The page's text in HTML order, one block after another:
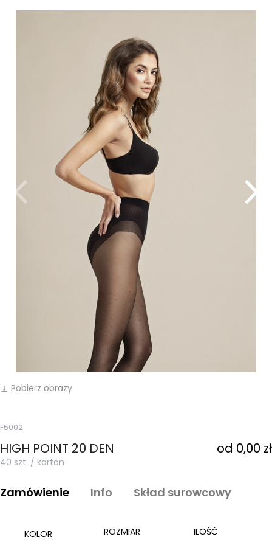
vertical_align_bottom Pobierz obrazy
F5002
HIGH POINT 20 DEN od 0,00 zł
40 szt. / karton
Zamówienie Info Skład surowcowy
KOLOR ROZMIAR ILOŚĆ